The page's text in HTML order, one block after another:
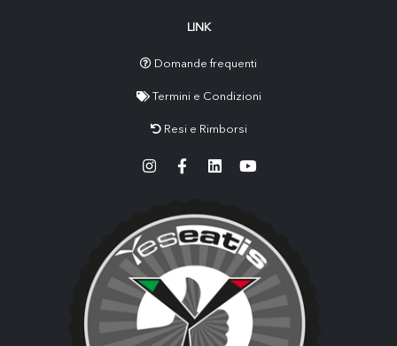
LINK
Domande frequenti
Termini e Condizioni
Resi e Rimborsi